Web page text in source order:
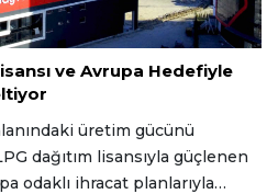
ve Avrupa Hedefiyle
üretim gücünü
dağıtım lisansıyla güçlenen
odaklı ihracat planlarıyla